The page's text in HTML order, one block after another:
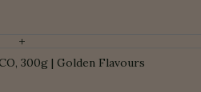
+
300g | Golden Flavours